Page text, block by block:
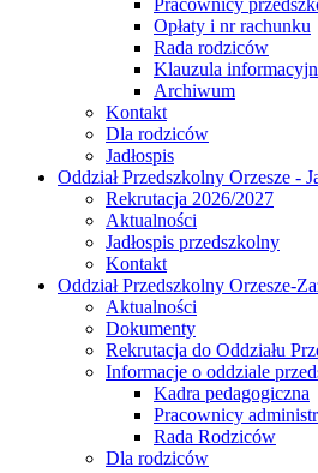
Pracownicy
Opłaty i nr rachunku
Rada rodziców
Klauzula
Archiwum
Kontakt
Dla rodziców
Jadłospis
Oddział Przedszkolny Orzesze -
Rekrutacja 2026/2027
Aktualności
Jadłospis przedszkolny
Kontakt
Oddział Przedszkolny Orzesze-
Aktualności
Dokumenty
Rekrutacja do Oddziału
Informacje o oddziale
Kadra pedagogiczna
Pracownicy
Rada Rodziców
Dla rodziców